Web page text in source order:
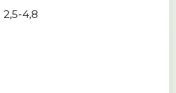
2,5-4,8